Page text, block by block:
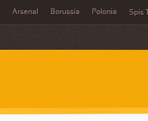
Arsenal Borussia Polonia Spis